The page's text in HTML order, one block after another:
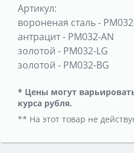
Артикул:
вороненая сталь-
антрацит- PM032-AN
золотой - PM032-LG
золотой - PM032-BG
* Цены могут
курса рубля.
** На этот товар не